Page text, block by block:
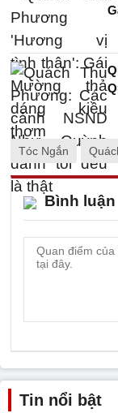
Tóc Ngắn
Bình luận
Tin nổi bật